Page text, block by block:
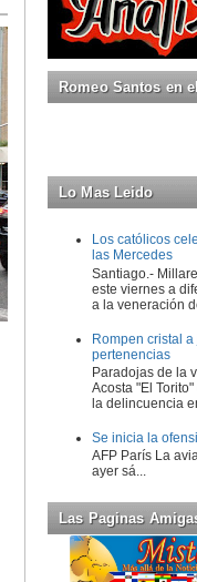
Romeo Santos en
Lo Mas Leido
Los católicos
las Mercedes
Santiago.-
este viernes a
a la veneración
Rompen cristal
pertenencias
Paradojas de la
Acosta "El
la delincuencia
Se inicia la
AFP París La
ayer sá...
Las Paginas